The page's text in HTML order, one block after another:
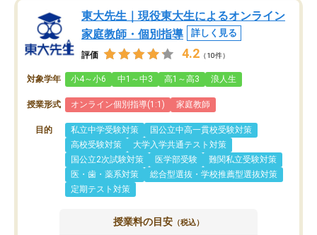
東大先生｜現役東大生によるオンライン
家庭教師・個別指導
詳しく見る
評価 4.2 （10件）
対象学年 小4～小6 中1～中3 高1～高3 浪人生
授業形式 オンライン個別指導(1:1) 家庭教師
目的 私立中学受験対策
国公立中高一貫校受験対策
高校受験対策
大学入学共通テスト対策
国公立2次試験対策
医学部受験
難関私立受験対策
医・歯・薬系対策
総合型選抜・学校推薦型選抜対策
定期テスト対策
授業料の目安 （税込）